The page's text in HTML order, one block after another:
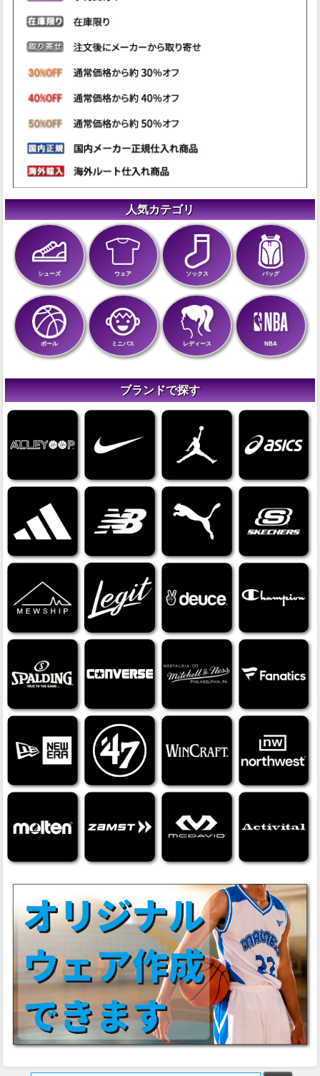
人気カテゴリ
シューズ ウェア ソックス バッグ
ボール ミニバス レディース NBA
ブランドで探す